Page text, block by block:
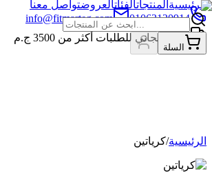
01063120914
info@fitmarteg.com
شحن مجاني للطلبات أكثر من 3500 ج.م
الرئيسية المنتجاتالفئاتالعروضتواصل معنا
السلة
الرئيسية/كرياتين